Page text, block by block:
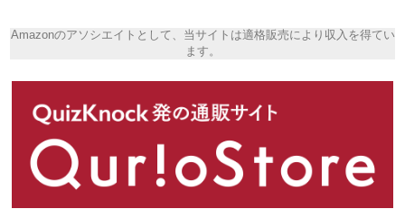
Amazonのアソシエイトとして、当サイトは適格販売により収入を得てい
ます。